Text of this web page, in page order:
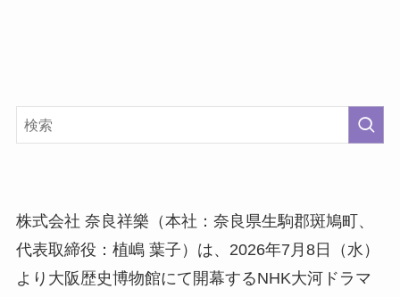
株式会社 奈良祥樂（本社：奈良県生駒郡斑鳩町、
代表取締役：植嶋 葉子）は、2026年7月8日（水）
より大阪歴史博物館にて開幕するNHK大河ドラマ